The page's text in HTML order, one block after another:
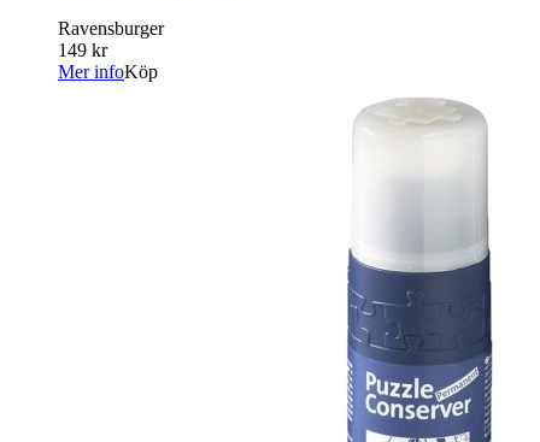
Ravensburger
149 kr
Mer infoKöp